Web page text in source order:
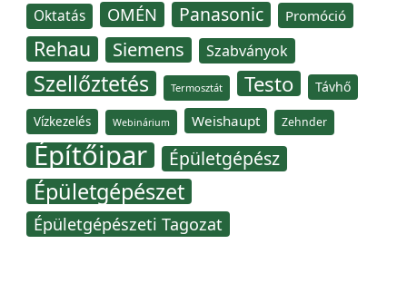
Oktatás OMÉN Panasonic Promóció
Rehau Siemens Szabványok
Szellőztetés Termosztát Testo Távhő
Vízkezelés Webinárium Weishaupt Zehnder
Építőipar Épületgépész
Épületgépészet
Épületgépészeti Tagozat